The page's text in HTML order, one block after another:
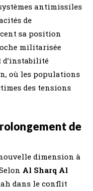
antimissiles
de
sa position
militarisée
où les populations
des tensions
de
dimension à
Al Sharq Al
dans le conflit